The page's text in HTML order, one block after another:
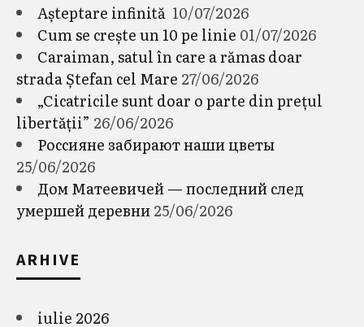
Așteptare infinită 10/07/2026
Cum se crește un 10 pe linie 01/07/2026
Caraiman, satul în care a rămas doar
strada Ștefan cel Mare 27/06/2026
„Cicatricile sunt doar o parte din prețul
libertății” 26/06/2026
Россияне забирают наши цветы
25/06/2026
Дом Матеевичей — последний след
умершей деревни25/06/2026
ARHIVE
iulie 2026